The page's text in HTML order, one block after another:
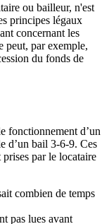
ou bailleur, n'est
principes légaux
concernant les
peut, par exemple,
du fonds de
fonctionnement d’un
d’un bail 3-6-9. Ces
prises par le locataire
combien de temps
pas lues avant